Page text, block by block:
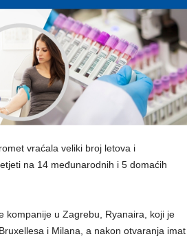
vraćala veliki broj letova i
na 14 međunarodnih i 5 domaćih
kompanije u Zagrebu, Ryanaira, koji je
i Milana, a nakon otvaranja imat